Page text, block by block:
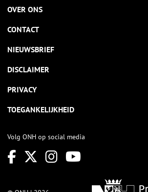
OVER ONS
CONTACT
NIEUWSBRIEF
DISCLAIMER
PRIVACY
TOEGANKELIJKHEID
Volg ONH op social media